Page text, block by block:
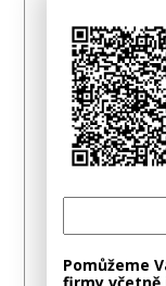
Pomůžeme